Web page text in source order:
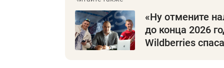
«Ну отмените
до конца 2026
Wildberries